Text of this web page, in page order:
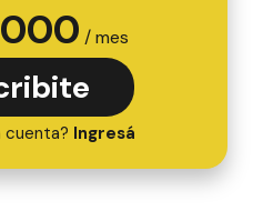
/ mes
cuenta? Ingresá